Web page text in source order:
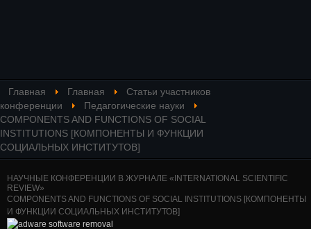
Главная Главная
Статьи участников
конференции
Педагогические науки
COMPONENTS AND FUNCTIONS OF SOCIAL
INSTITUTIONS [КОМПОНЕНТЫ И ФУНКЦИИ
СОЦИАЛЬНЫХ ИНСТИТУТОВ]
НАУЧНЫЕ КОНФЕРЕНЦИИ В ЖУРНАЛЕ «INTERNATIONAL SCIENTIFIC
REVIEW»
COMPONENTS AND FUNCTIONS OF SOCIAL INSTITUTIONS [КОМПОНЕНТЫ
И ФУНКЦИИ СОЦИАЛЬНЫХ ИНСТИТУТОВ]